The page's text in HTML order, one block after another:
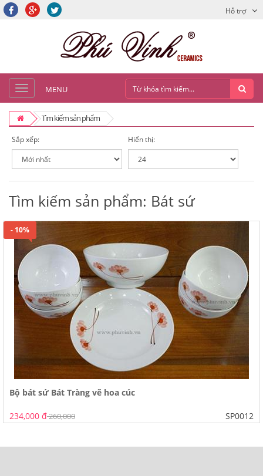
Hỗ trợ
MENU
Tìm kiếm sản phẩm
Sắp xếp: Hiển thị:
Tìm kiếm sản phẩm: Bát sứ
- 10%
Bộ bát sứ Bát Tràng vẽ hoa cúc
234,000 đ260,000 SP0012